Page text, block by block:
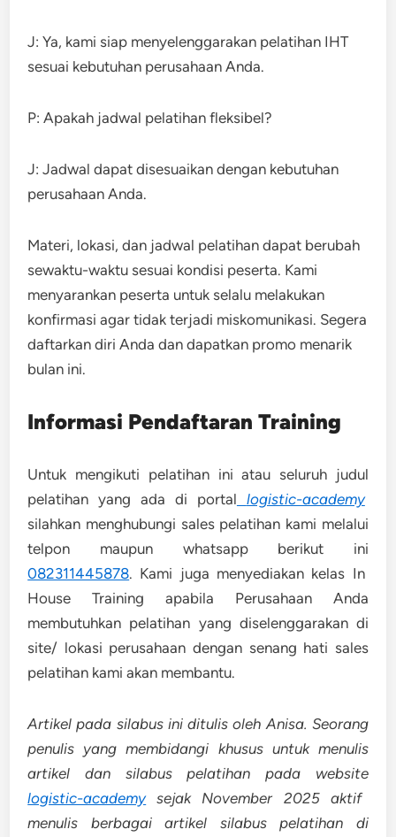
J: Ya, kami siap menyelenggarakan pelatihan IHT
sesuai kebutuhan perusahaan Anda.
P: Apakah jadwal pelatihan fleksibel?
J: Jadwal dapat disesuaikan dengan kebutuhan
perusahaan Anda.
Materi, lokasi, dan jadwal pelatihan dapat berubah
sewaktu-waktu sesuai kondisi peserta. Kami
menyarankan peserta untuk selalu melakukan
konfirmasi agar tidak terjadi miskomunikasi. Segera
daftarkan diri Anda dan dapatkan promo menarik
bulan ini.
Informasi Pendaftaran Training
Untuk mengikuti pelatihan ini atau seluruh judul
pelatihan yang ada di portal logistic-academy
silahkan menghubungi sales pelatihan kami melalui
telpon maupun whatsapp berikut ini
082311445878. Kami juga menyediakan kelas In
House Training apabila Perusahaan Anda
membutuhkan pelatihan yang diselenggarakan di
site/ lokasi perusahaan dengan senang hati sales
pelatihan kami akan membantu.
Artikel pada silabus ini ditulis oleh Anisa. Seorang
penulis yang membidangi khusus untuk menulis
artikel dan silabus pelatihan pada website
logistic-academysejak November 2025 aktif
menulis berbagai artikel silabus pelatihan di